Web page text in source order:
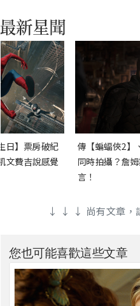
日】票房破紀
文費吉說感覺
傳【蝙蝠俠2】
同時拍攝？詹
言！
↓ ↓ ↓ 尚有文章，
您也可能喜歡這些文章